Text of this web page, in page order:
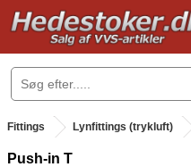
.
Fittings Lynfittings (trykluft)
Push-in T